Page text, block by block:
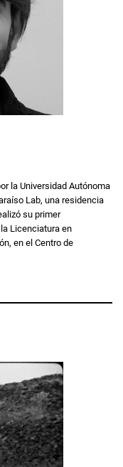
la Universidad Autónoma
Lab, una residencia
su primer
Licenciatura en
en el Centro de